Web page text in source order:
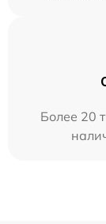
Более 20